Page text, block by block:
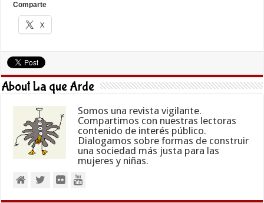
Comparte
X
About La que Arde
Somos una revista vigilante.
Compartimos con nuestras lectoras
contenido de interés público.
Dialogamos sobre formas de construir
una sociedad más justa para las
mujeres y niñas.